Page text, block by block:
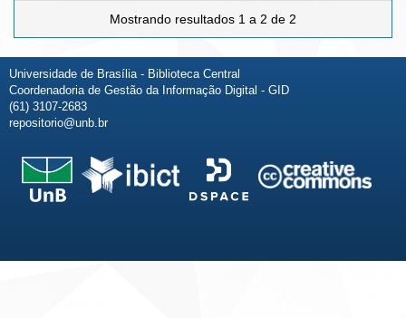
Mostrando resultados 1 a 2 de 2
Universidade de Brasília - Biblioteca Central
Coordenadoria de Gestão da Informação Digital - GID
(61) 3107-2683
repositorio@unb.br